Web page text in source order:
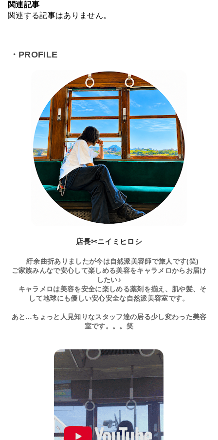
関連記事
関連する記事はありません。
・PROFILE
店長✂ニイミヒロシ
紆余曲折ありましたが今は自然派美容師で旅人です(笑)
ご家族みんなで安心して楽しめる美容をキャラメロからお届け
したい♪
キャラメロは美容を安全に楽しめる薬剤を揃え、肌や髪、そ
して地球にも優しい安心安全な自然派美容室です。
あと…ちょっと人見知りなスタッフ達の居る少し変わった美容
室です。。。笑